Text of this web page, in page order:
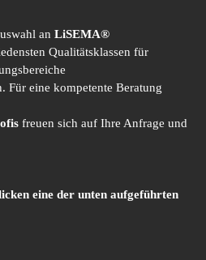
an LiSEMA®
Qualitätsklassen für
Für eine kompetente Beratung
freuen sich auf Ihre Anfrage und
eine der unten aufgeführten